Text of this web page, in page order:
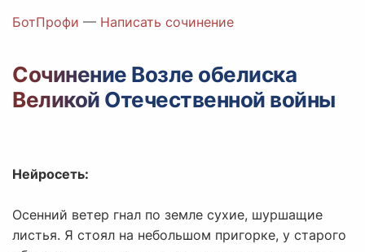
Цены
Вход с Telegram
БотПрофи — Написать сочинение
Сочинение Возле обелиска
Великой Отечественной войны
Нейросеть:
Осенний ветер гнал по земле сухие, шуршащие
листья. Я стоял на небольшом пригорке, у старого